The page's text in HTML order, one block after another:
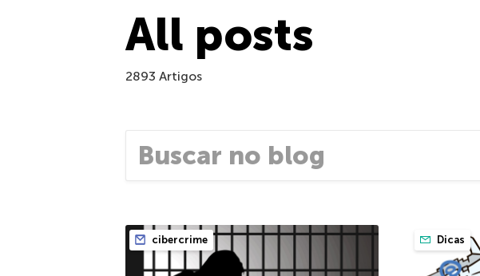
All posts
2893 Artigos
cibercrime Dicas